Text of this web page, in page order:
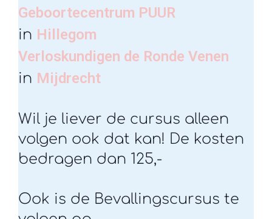
Geboortecentrum PUUR
in Hillegom
Verloskundigen de Ronde Venen
in Mijdrecht
Wil je liever de cursus alleen
volgen ook dat kan! De kosten
bedragen dan 125,-
Ook is de Bevallingscursus te